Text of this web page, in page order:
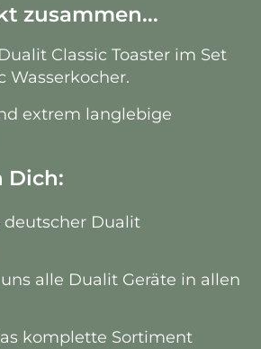
zusammen...
Classic Toaster im Set
Wasserkocher.
extrem langlebige
Dich:
deutscher Dualit
alle Dualit Geräte in allen
komplette Sortiment